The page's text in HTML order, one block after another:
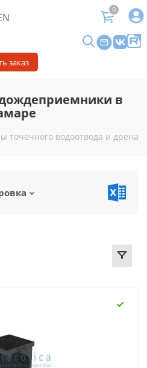
0
заказ
в
точечного водоотвода и